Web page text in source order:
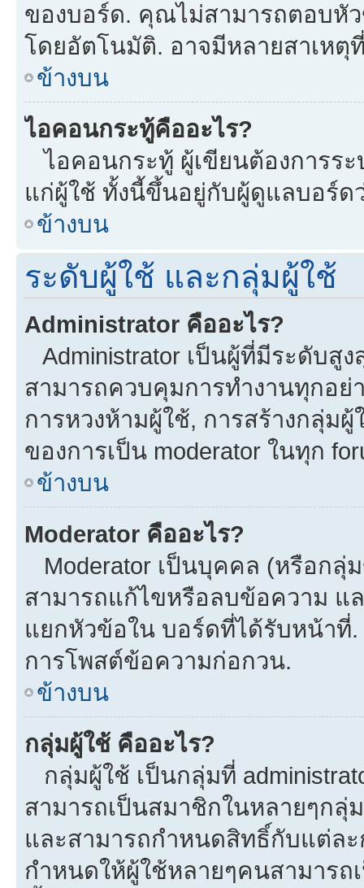
ของบอร์ด. คุณไม่สามารถตอบหั
โดยอัตโนมัติ. อาจมีหลายสาเหตุ
ข้างบน
ไอคอนกระทู้คืออะไร?
ไอคอนกระทู้ ผู้เขียนต้องการร
แก่ผู้ใช้ ทั้งนี้ขึ้นอยู่กับผู้ดูแลบอร์ด
ข้างบน
ระดับผู้ใช้ และกลุ่มผู้ใช้
Administrator คืออะไร?
Administrator เป็นผู้ที่มีระดับสู
สามารถควบคุมการทำงานทุกอย่
การหวงห้ามผู้ใช้, การสร้างกลุ่ม
ของการเป็น moderator ในทุก
ข้างบน
Moderator คืออะไร?
Moderator เป็นบุคคล (หรือก
สามารถแก้ไขหรือลบข้อความ แ
แยกหัวข้อใน บอร์ดที่ได้รับหน้าที่.
การโพสต์ข้อความก่อกวน.
ข้างบน
กลุ่มผู้ใช้ คืออะไร?
กลุ่มผู้ใช้ เป็นกลุ่มที่
สามารถเป็นสมาชิกในหลายๆก
และสามารถกำหนดสิทธิ์กับแต่ละ
กำหนดให้ผู้ใช้หลายๆคนสามารถ